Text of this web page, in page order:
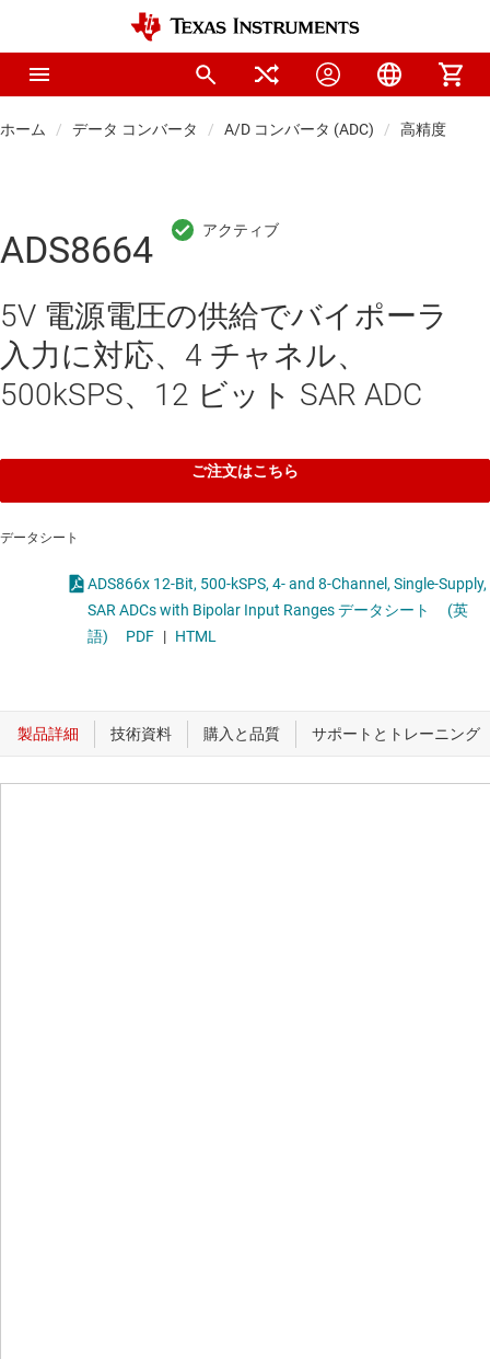
ホーム データ コンバータ A/D コンバータ (ADC) 高精度 ADC
ADS8664
5V 電源電圧の供給でバイポーラ
入力に対応、4 チャネル、
500kSPS、12 ビット SAR ADC
ご注文はこちら
データシート
ADS866x 12-Bit, 500-kSPS, 4- and 8-Channel, Single-Supply,
SAR ADCs with Bipolar Input Ranges データシート
(英
語)
PDF | HTML